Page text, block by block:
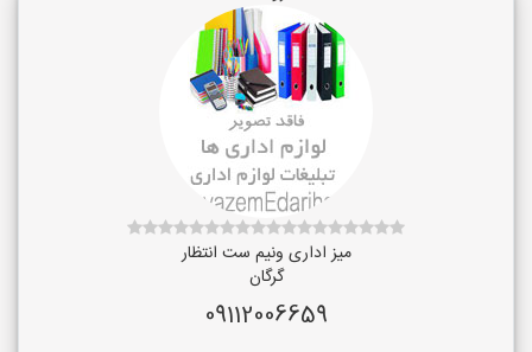
میز اداری ونیم ست انتظار
گرگان
09112006659